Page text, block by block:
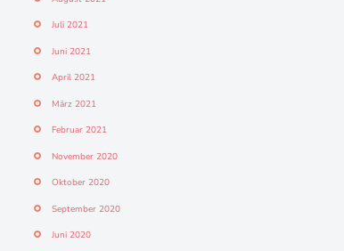
Juli 2021
Juni 2021
April 2021
März 2021
Februar 2021
November 2020
Oktober 2020
September 2020
Juni 2020